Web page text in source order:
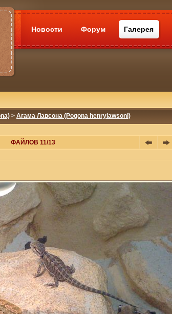
Новости Форум Галерея
> Агама Лавсона (Pogona henrylawsoni)
ФАЙЛОВ 11/13